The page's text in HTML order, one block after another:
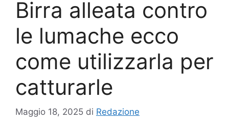
Birra alleata contro
le lumache ecco
come utilizzarla per
catturarle
Maggio 18, 2025 di Redazione